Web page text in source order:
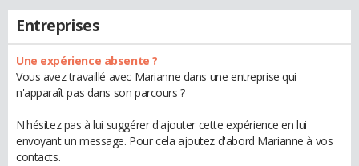
Entreprises
Une expérience absente ?
Vous avez travaillé avec Marianne dans une entreprise qui
n'apparaît pas dans son parcours ?
N'hésitez pas à lui suggérer d'ajouter cette expérience en lui
envoyant un message. Pour cela ajoutez d'abord Marianne à vos
contacts.